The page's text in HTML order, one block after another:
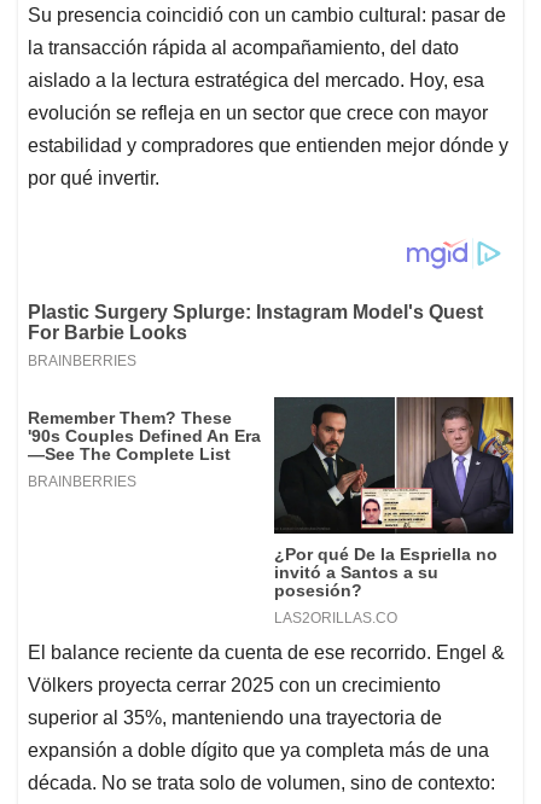
Su presencia coincidió con un cambio cultural: pasar de
la transacción rápida al acompañamiento, del dato
aislado a la lectura estratégica del mercado. Hoy, esa
evolución se refleja en un sector que crece con mayor
estabilidad y compradores que entienden mejor dónde y
por qué invertir.
El balance reciente da cuenta de ese recorrido. Engel &
Völkers proyecta cerrar 2025 con un crecimiento
superior al 35%, manteniendo una trayectoria de
expansión a doble dígito que ya completa más de una
década. No se trata solo de volumen, sino de contexto: